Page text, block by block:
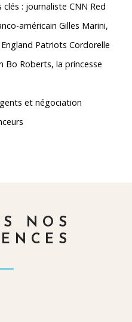
: journaliste CNN Red
américain Gilles Marini,
Patriots Cordorelle
Bo Roberts, la princesse
et négociation
NOS